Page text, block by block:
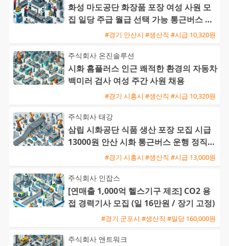
화성 마도공단 화장품 포장 여성 사원 모
집 일당 주급 월급 선택 가능 통근버스 운
#경기 안산시 #생산직 #시급 10,320원
주식회사 온진솔루션
시화 홈플러스 인근 쾌적한 환경의 자동차
백미러 검사 여성 주간 사원 채용
#경기 시흥시 #생산직 #시급 10,320원
주식회사 태강
삼립 시화공단 식품 생산 포장 모집 시급
13000원 안산 시화 통근버스 운행 정직원
#경기 시흥시 #생산직 #시급 13,000원
주식회사 인잡스
[연매출 1,000억 헬스기구 제조] CO2 용
접 경력기사 모집 (일 16만원 / 장기 고정)
#경기 군포시 #생산직 #일당 160,000원
주식회사 앤트워크